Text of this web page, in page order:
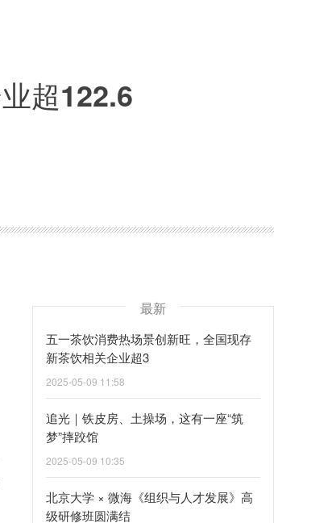
超122.6
最新
五一茶饮消费热场景创新旺，全国现存
新茶饮相关企业超3
2025-05-09 11:58
追光｜铁皮房、土操场，这有一座“筑
梦”摔跤馆
2025-05-09 10:35
北京大学 × 微海《组织与人才发展》高
级研修班圆满结